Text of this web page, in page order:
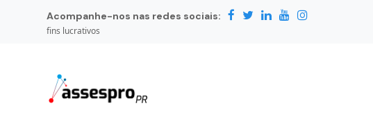
Acompanhe-nos nas redes sociais:
fins lucrativos